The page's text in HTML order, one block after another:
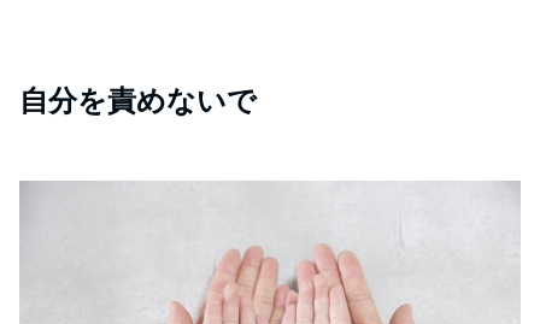
自分を責めないで